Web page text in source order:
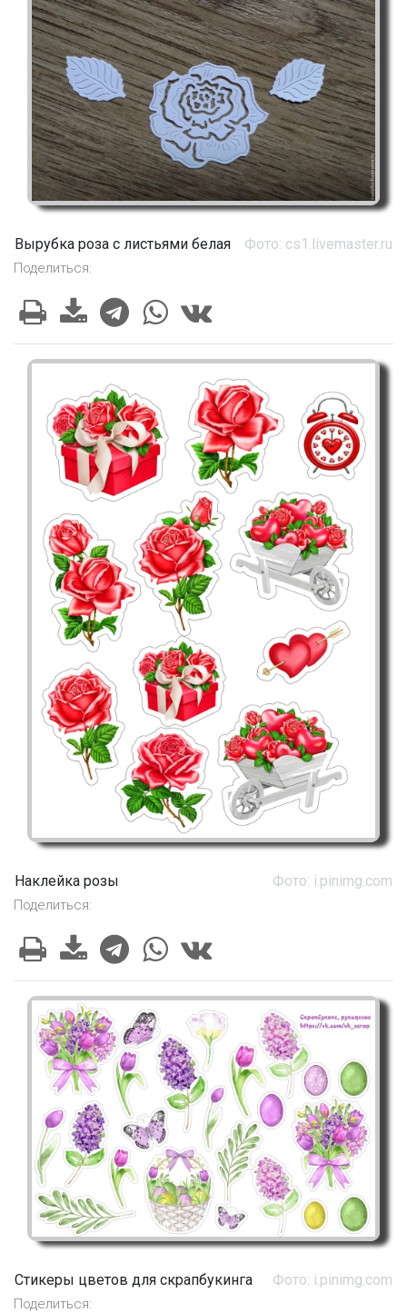
Вырубка роза с листьями белая Фото: cs1.livemaster.ru
Поделиться:
Наклейка розы Фото: i.pinimg.com
Поделиться:
Стикеры цветов для скрапбукинга Фото: i.pinimg.com
Поделиться: